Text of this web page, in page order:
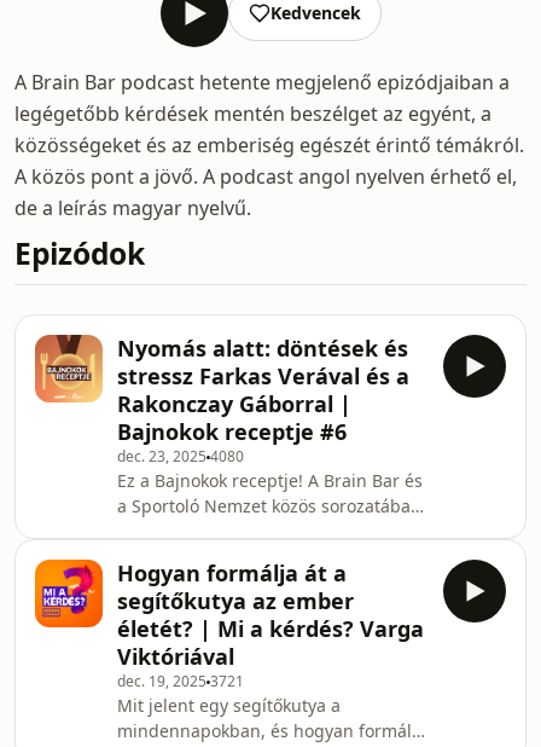
Kedvencek
A Brain Bar podcast hetente megjelenő epizódjaiban a
legégetőbb kérdések mentén beszélget az egyént, a
közösségeket és az emberiség egészét érintő témákról.
A közös pont a jövő. A podcast angol nyelven érhető el,
de a leírás magyar nyelvű.
Epizódok
Nyomás alatt: döntések és
stressz Farkas Verával és a
Rakonczay Gáborral |
Bajnokok receptje #6
dec. 23, 2025 4080
Ez a Bajnokok receptje! A Brain Bar és
a Sportoló Nemzet közös sorozatában
bajnokaivá. Minden adásban
sportolók és nem sportolók érkeznek
hozzánk, hogy megmutassák, hogyan
ünneplik a győzelmeket és kezelik a
kudarcokat, építenek csapatot, és
hogyan kezelik a nyomást akkor,
amikor minden szem rájuk
Hogyan formálja át a
segítőkutya az ember
életét? | Mi a kérdés? Varga
Viktóriával
dec. 19, 2025 3721
Mit jelent egy segítőkutya a
mindennapokban, és hogyan formálja